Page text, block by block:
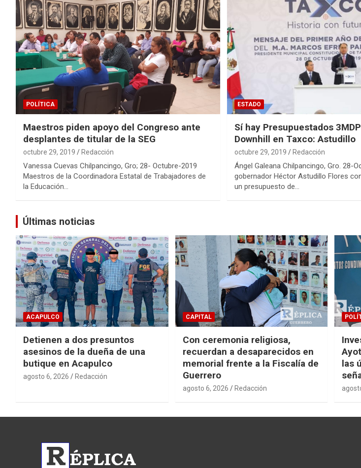
POLÍTICA
Maestros piden apoyo del Congreso ante
desplantes de titular de la SEG
octubre 29, 2019 Redacción
Vanessa Cuevas Chilpancingo, Gro; 28- Octubre-2019
Maestros de la Coordinadora Estatal de Trabajadores de
la Educación…
ESTADO
Sí hay Presupuestados
Downhill en Taxco: Astudillo
octubre 29, 2019 Redacción
Ángel Galeana Chilpancingo, Gro. 28-
gobernador Héctor Astudillo Flores
un presupuesto de…
Últimas noticias
ACAPULCO
Detienen a dos presuntos
asesinos de la dueña de una
butique en Acapulco
agosto 6, 2026 Redacción
CAPITAL
Con ceremonia religiosa,
recuerdan a desaparecidos en
memorial frente a la Fiscalía de
Guerrero
agosto 6, 2026 Redacción
las